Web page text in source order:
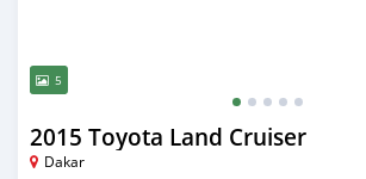
5
2015 Toyota Land Cruiser
Dakar